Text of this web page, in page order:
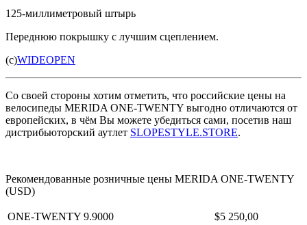
125-миллиметровый штырь
Переднюю покрышку с лучшим сцеплением.
(c)WIDEOPEN
Со своей стороны хотим отметить, что российские цены на
велосипеды MERIDA ONE-TWENTY выгодно отличаются от
европейских, в чём Вы можете убедиться сами, посетив наш
дистрибьюторский аутлет SLOPESTYLE.STORE.
Рекомендованные розничные цены MERIDA ONE-TWENTY
(USD)
ONE-TWENTY 9.9000
$5 250,00